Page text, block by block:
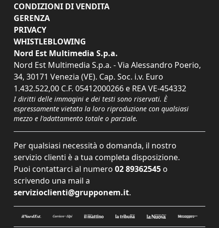
CONDIZIONI DI VENDITA
GERENZA
PRIVACY
WHISTLEBLOWING
Nord Est Multimedia S.p.a.
Nord Est Multimedia S.p.a. - Via Alessandro Poerio,
34, 30171 Venezia (VE). Cap. Soc. i.v. Euro
1.432.522,00 C.F. 05412000266 e REA VE-454332
I diritti delle immagini e dei testi sono riservati. È
espressamente vietata la loro riproduzione con qualsiasi
mezzo e l'adattamento totale o parziale.
Per qualsiasi necessità o domanda, il nostro
servizio clienti è a tua completa disposizione.
Puoi contattarci al numero 02 89362545 o
scrivendo una mail a
servizioclienti@grupponem.it.